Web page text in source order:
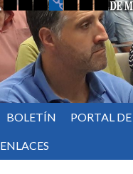
BOLETÍN PORTAL
ENLACES